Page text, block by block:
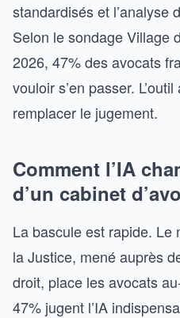
standardisés et l’analyse
Selon le sondage Village
2026, 47% des avocats
vouloir s’en passer.
remplacer le jugement.
Comment l’IA
d’un cabinet
La bascule est rapide. Le
la Justice, mené auprès
droit, place les avocats
47% jugent l’IA